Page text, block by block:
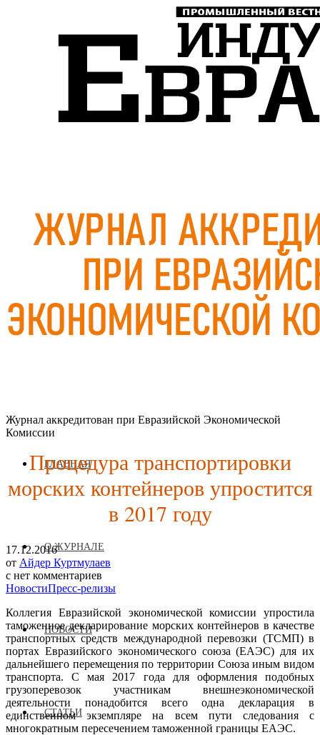
Журнал аккредитован при Евразийской Экономической
Комиссии
ГЛАВНАЯ
О ЖУРНАЛЕ
НОВОСТИ
СТАТЬИ
Процедура транспортировки
морских контейнеров упростится
в 2017 году
17.12.2016
от Айдер Куртмулаев
с нет комментариев
НовостиПресс-релизы
Коллегия Евразийской экономической комиссии упростила
таможенное декларирование морских контейнеров в качестве
транспортных средств международной перевозки (ТСМП) в
портах Евразийского экономического союза (ЕАЭС) для их
дальнейшего перемещения по территории Союза иным видом
транспорта. С мая 2017 года для оформления подобных
грузоперевозок участникам внешнеэкономической
деятельности понадобится всего одна декларация в
единственном экземпляре на всем пути следования с
многократным пересечением таможенной границы ЕАЭС.